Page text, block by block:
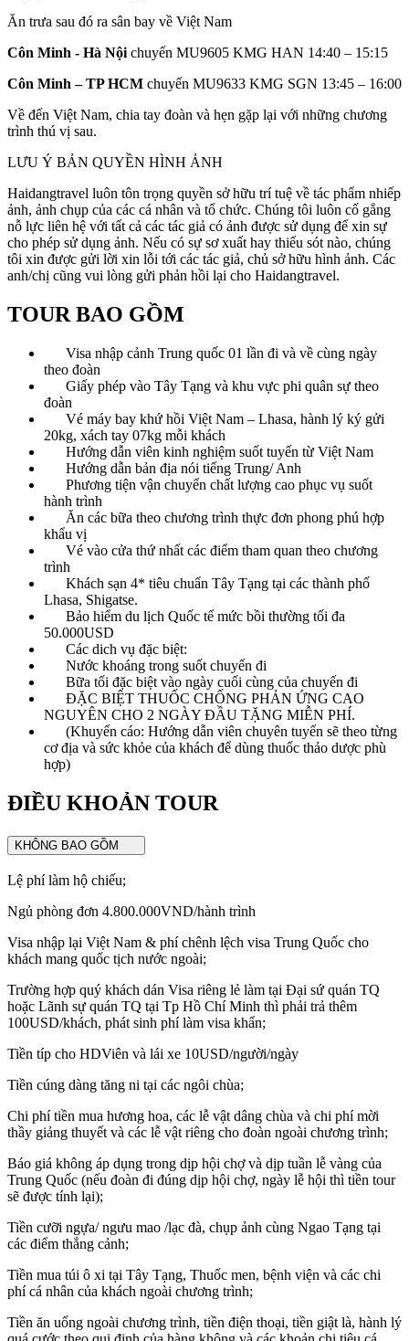
Ăn trưa sau đó ra sân bay về Việt Nam
Côn Minh - Hà Nộichuyến MU9605 KMG HAN 14:40 – 15:15
Côn Minh – TP HCM chuyến MU9633 KMG SGN 13:45 – 16:00
Về đến Việt Nam, chia tay đoàn và hẹn gặp lại với những chương
trình thú vị sau.
LƯU Ý BẢN QUYỀN HÌNH ẢNH
Haidangtravel luôn tôn trọng quyền sở hữu trí tuệ về tác phẩm nhiếp
ảnh, ảnh chụp của các cá nhân và tổ chức. Chúng tôi luôn cố gắng
nỗ lực liên hệ với tất cả các tác giả có ảnh được sử dụng để xin sự
cho phép sử dụng ảnh. Nếu có sự sơ xuất hay thiếu sót nào, chúng
tôi xin được gửi lời xin lỗi tới các tác giả, chủ sở hữu hình ảnh. Các
anh/chị cũng vui lòng gửi phản hồi lại cho Haidangtravel.
TOUR BAO GỒM
Visa nhập cảnh Trung quốc 01 lần đi và về cùng ngày
theo đoàn
Giấy phép vào Tây Tạng và khu vực phi quân sự theo
đoàn
Vé máy bay khứ hồi Việt Nam – Lhasa, hành lý ký gửi
20kg, xách tay 07kg mỗi khách
Hướng dẫn viên kinh nghiệm suốt tuyến từ Việt Nam
Hướng dẫn bản địa nói tiếng Trung/ Anh
Phương tiện vận chuyển chất lượng cao phục vụ suốt
hành trình
Ăn các bữa theo chương trình thực đơn phong phú hợp
khẩu vị
Vé vào cửa thứ nhất các điểm tham quan theo chương
trình
Khách sạn 4* tiêu chuẩn Tây Tạng tại các thành phố
Lhasa, Shigatse.
Bảo hiểm du lịch Quốc tế mức bồi thường tối đa
50.000USD
Các dich vụ đặc biệt:
Nước khoáng trong suốt chuyến đi
Bữa tối đặc biệt vào ngày cuối cùng của chuyến đi
ĐẶC BIỆT THUỐC CHỐNG PHẢN ỨNG CAO
NGUYÊN CHO 2 NGÀY ĐẦU TẶNG MIỄN PHÍ.
(Khuyến cáo: Hướng dẫn viên chuyên tuyến sẽ theo từng
cơ địa và sức khỏe của khách để dùng thuốc thảo dược phù
hợp)
ĐIỀU KHOẢN TOUR
KHÔNG BAO GỒM
Lệ phí làm hộ chiếu;
Ngủ phòng đơn 4.800.000VND/hành trình
Visa nhập lại Việt Nam & phí chênh lệch visa Trung Quốc cho
khách mang quốc tịch nước ngoài;
Trường hợp quý khách dán Visa riêng lẻ làm tại Đại sứ quán TQ
hoặc Lãnh sự quán TQ tại Tp Hồ Chí Minh thì phải trả thêm
100USD/khách, phát sinh phí làm visa khẩn;
Tiền típ cho HDViên và lái xe 10USD/người/ngày
Tiền cúng dàng tăng ni tại các ngôi chùa;
Chi phí tiền mua hương hoa, các lễ vật dâng chùa và chi phí mời
thầy giảng thuyết và các lễ vật riêng cho đoàn ngoài chương trình;
Báo giá không áp dụng trong dịp hội chợ và dịp tuần lễ vàng của
Trung Quốc (nếu đoàn đi đúng dịp hội chợ, ngày lễ hội thì tiền tour
sẽ được tính lại);
Tiền cưỡi ngựa/ ngưu mao /lạc đà, chụp ảnh cùng Ngao Tạng tại
các điểm thắng cảnh;
Tiền mua túi ô xi tại Tây Tạng, Thuốc men, bệnh viện và các chi
phí cá nhân của khách ngoài chương trình;
Tiền ăn uống ngoài chương trình, tiền điện thoại, tiền giật là, hành lý